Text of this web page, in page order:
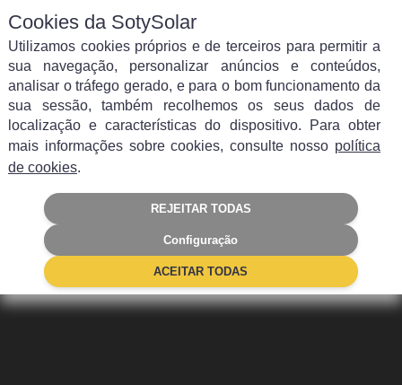
Trabalhe connosco
Cookies da SotySolar
Utilizamos cookies próprios e de terceiros para permitir a
sua navegação, personalizar anúncios e conteúdos,
analisar o tráfego gerado, e para o bom funcionamento da
sua sessão, também recolhemos os seus dados de
localização e características do dispositivo. Para obter
mais informações sobre cookies, consulte nosso política
de cookies.
REJEITAR TODAS
Configuração
ACEITAR TODAS